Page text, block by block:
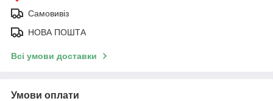
Самовивіз
НОВА ПОШТА
Всі умови доставки
Умови оплати